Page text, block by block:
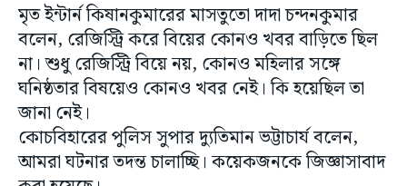
মৃত ইন্টার্ন কিষানকুমারের মাসতুতো দাদা চন্দনকুমার
বলেন, রেজিস্ট্রি করে বিয়ের কোনও খবর বাড়িতে ছিল
না। শুধু রেজিস্ট্রি বিয়ে নয়, কোনও মহিলার সঙ্গে
ঘনিষ্ঠতার বিষয়েও কোনও খবর নেই। কি হয়েছিল তা
জানা নেই।
কোচবিহারের পুলিস সুপার দ্যুতিমান ভট্টাচার্য বলেন,
আমরা ঘটনার তদন্ত চালাচ্ছি। কয়েকজনকে জিজ্ঞাসাবাদ